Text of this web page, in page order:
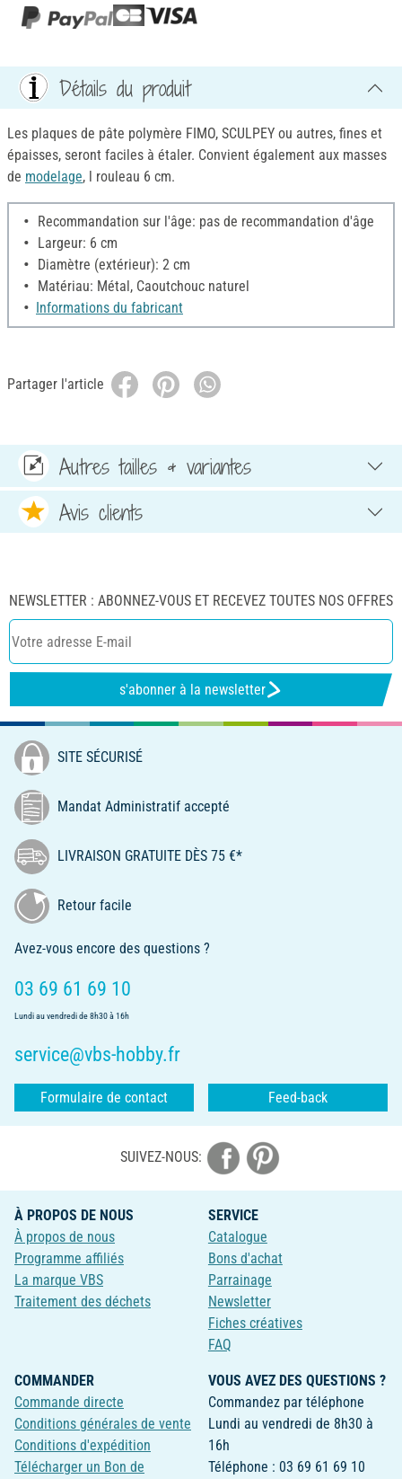
Détails du produit
Les plaques de pâte polymère FIMO, SCULPEY ou autres, fines et
épaisses, seront faciles à étaler. Convient également aux masses
de modelage, l rouleau 6 cm.
Recommandation sur l'âge: pas de recommandation d'âge
Largeur: 6 cm
Diamètre (extérieur): 2 cm
Matériau: Métal, Caoutchouc naturel
Informations du fabricant
Partager l'article
Autres tailles & variantes
Avis clients
NEWSLETTER : ABONNEZ-VOUS ET RECEVEZ TOUTES NOS OFFRES
s'abonner à la newsletter
SITE SÉCURISÉ
Mandat Administratif accepté
LIVRAISON GRATUITE DÈS 75 €*
Retour facile
Avez-vous encore des questions ?
03 69 61 69 10
Lundi au vendredi de 8h30 à 16h
service@vbs-hobby.fr
Formulaire de contact Feed-back
SUIVEZ-NOUS:
À PROPOS DE NOUS
À propos de nous
Programme affiliés
La marque VBS
Traitement des déchets
SERVICE
Catalogue
Bons d'achat
Parrainage
Newsletter
Fiches créatives
FAQ
COMMANDER
Commande directe
Conditions générales de vente
Conditions d'expédition
Télécharger un Bon de
VOUS AVEZ DES QUESTIONS ?
Commandez par téléphone
Lundi au vendredi de 8h30 à
16h
Téléphone : 03 69 61 69 10